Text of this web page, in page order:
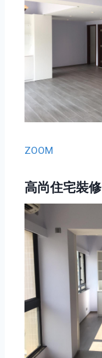
ZOOM
高尚住宅裝修